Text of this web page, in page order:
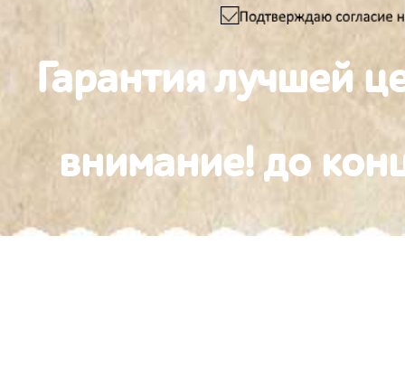
Гарантия лучшей
внимание! до